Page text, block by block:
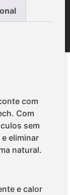
com
Com
sem
eliminar
natural.
e calor